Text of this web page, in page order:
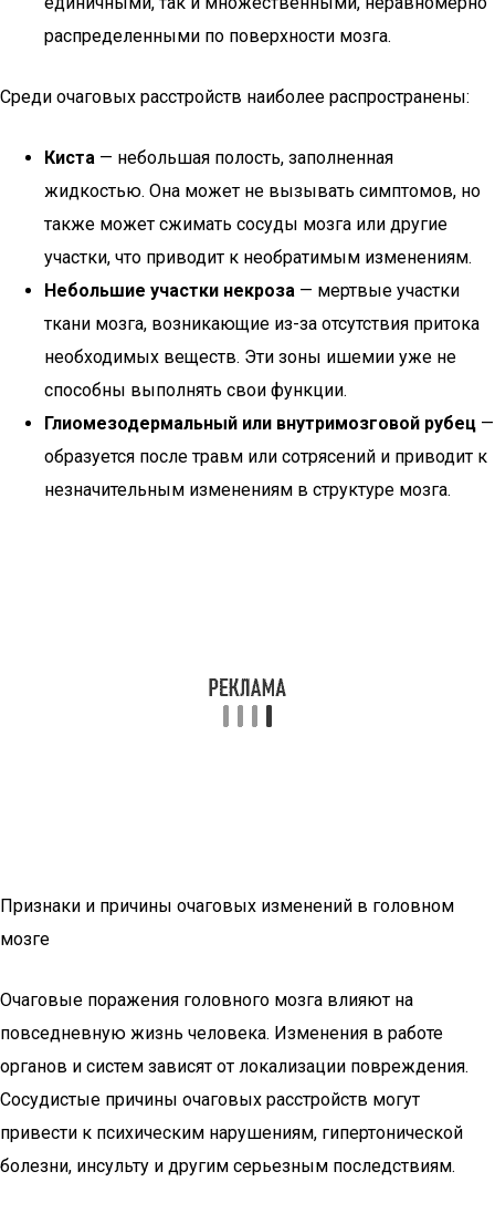
распределенными по поверхности мозга.
Среди очаговых расстройств наиболее распространены:
Киста — небольшая полость, заполненная
жидкостью. Она может не вызывать симптомов, но
также может сжимать сосуды мозга или другие
участки, что приводит к необратимым изменениям.
Небольшие участки некроза — мертвые участки
ткани мозга, возникающие из-за отсутствия притока
необходимых веществ. Эти зоны ишемии уже не
способны выполнять свои функции.
Глиомезодермальный или внутримозговой рубец —
образуется после травм или сотрясений и приводит к
незначительным изменениям в структуре мозга.
Признаки и причины очаговых изменений в головном
мозге
Очаговые поражения головного мозга влияют на
повседневную жизнь человека. Изменения в работе
органов и систем зависят от локализации повреждения.
Сосудистые причины очаговых расстройств могут
привести к психическим нарушениям, гипертонической
болезни, инсульту и другим серьезным последствиям.